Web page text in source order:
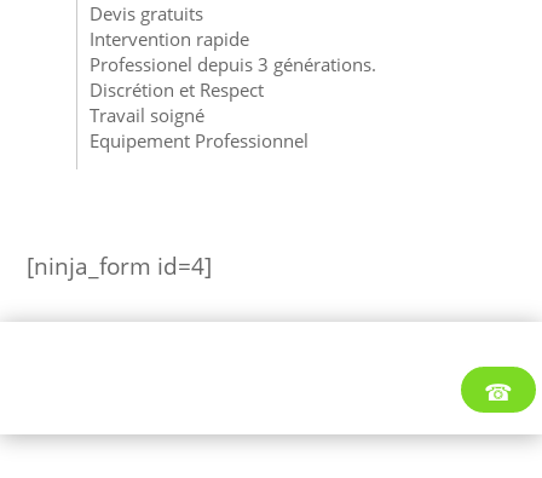
Devis gratuits
Intervention rapide
Professionel depuis 3 générations.
Discrétion et Respect
Travail soigné
Equipement Professionnel
[ninja_form id=4]
☎